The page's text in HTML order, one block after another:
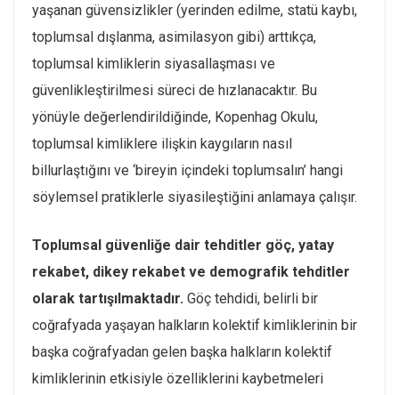
yaşanan güvensizlikler (yerinden edilme, statü kaybı,
toplumsal dışlanma, asimilasyon gibi) arttıkça,
toplumsal kimliklerin siyasallaşması ve
güvenlikleştirilmesi süreci de hızlanacaktır. Bu
yönüyle değerlendirildiğinde, Kopenhag Okulu,
toplumsal kimliklere ilişkin kaygıların nasıl
billurlaştığını ve ‘bireyin içindeki toplumsalın’ hangi
söylemsel pratiklerle siyasileştiğini anlamaya çalışır.
Toplumsal güvenliğe dair tehditler göç, yatay
rekabet, dikey rekabet ve demografik tehditler
olarak tartışılmaktadır. Göç tehdidi, belirli bir
coğrafyada yaşayan halkların kolektif kimliklerinin bir
başka coğrafyadan gelen başka halkların kolektif
kimliklerinin etkisiyle özelliklerini kaybetmeleri